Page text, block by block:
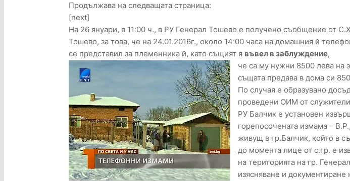
Продължава на следващата страница:
[next]
На 26 януари, в 11:00 ч., в РУ Генерал Тошево е получено съобщение от
Тошево, за това, че на 24.01.2016г., около 14:00 часа на домашния й
се представил за племенника й, като същият я въвел в заблуждение,
че са му нужни 8500 лева на
същата предава в дома си
По случая е образувано
проведени ОИМ от
РУ Балчик е установен
горепосочената измама –
живущ в гр.Балчик, който в
до момента лице от с.гр. е
на територията на гр.
изясняване и документиране